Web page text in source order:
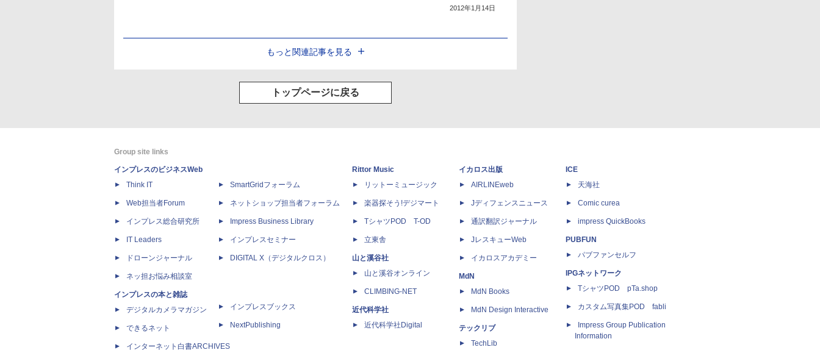
2012年1月14日
もっと関連記事を見る
トップページに戻る
Group site links
インプレスのビジネスWeb
Think IT
Web担当者Forum
インプレス総合研究所
IT Leaders
ドローンジャーナル
ネッ担お悩み相談室
インプレスの本と雑誌
デジタルカメラマガジン
できるネット
インターネット白書ARCHIVES
SmartGridフォーラム
ネットショップ担当者フォーラム
Impress Business Library
インプレスセミナー
DIGITAL X（デジタルクロス）
インプレスブックス
NextPublishing
Rittor Music
リットーミュージック
楽器探そう!デジマート
TシャツPOD T-OD
立東舎
山と溪谷社
山と溪谷オンライン
CLIMBING-NET
近代科学社
近代科学社Digital
イカロス出版
AIRLINEweb
Jディフェンスニュース
通訳翻訳ジャーナル
JレスキューWeb
イカロスアカデミー
MdN
MdN Books
MdN Design Interactive
テックリブ
TechLib
ICE
天海社
Comic curea
impress QuickBooks
PUBFUN
パブファンセルフ
IPGネットワーク
TシャツPOD pTa.shop
カスタム写真集POD fabli
Impress Group Publication
Information